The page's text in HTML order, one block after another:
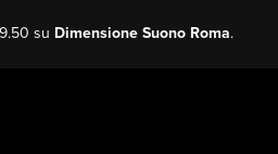
su Dimensione Suono Roma.